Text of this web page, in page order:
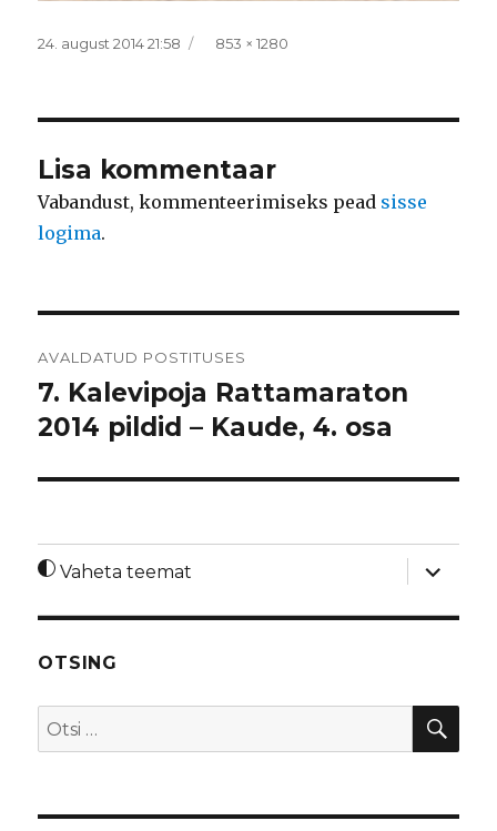
Postitatud
24. august 2014 21:58 Täissuurus
853 × 1280
Lisa kommentaar
Vabandust, kommenteerimiseks pead sisse
logima.
AVALDATUD POSTITUSES
7. Kalevipoja Rattamaraton
2014 pildid – Kaude, 4. osa
Vaheta teemat
laienda
OTSING
Otsi: